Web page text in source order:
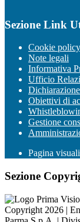
Sezione Link
Cookie policy
Note legali
Informativa
Ufficio
Obiettivi di
Gestione
Pagina
Sezione
Copyright 2026 |